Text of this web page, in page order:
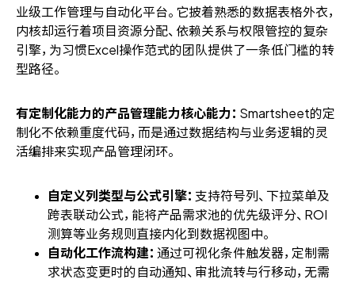
业级工作管理与自动化平台。它披着熟悉的数据表格外衣，
内核却运行着项目资源分配、依赖关系与权限管控的复杂
引擎，为习惯Excel操作范式的团队提供了一条低门槛的转
型路径。
有定制化能力的产品管理能力核心能力： Smartsheet的定
制化不依赖重度代码，而是通过数据结构与业务逻辑的灵
活编排来实现产品管理闭环。
自定义列类型与公式引擎： 支持符号列、下拉菜单及
跨表联动公式，能将产品需求池的优先级评分、ROI
测算等业务规则直接内化到数据视图中。
自动化工作流构建： 通过可视化条件触发器，定制需
求状态变更时的自动通知、审批流转与行移动，无需